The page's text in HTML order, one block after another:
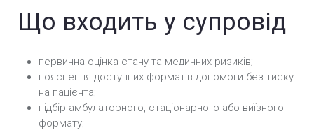
Що входить у супровід
первинна оцінка стану та медичних ризиків;
пояснення доступних форматів допомоги без тиску
на пацієнта;
підбір амбулаторного, стаціонарного або виїзного
формату;